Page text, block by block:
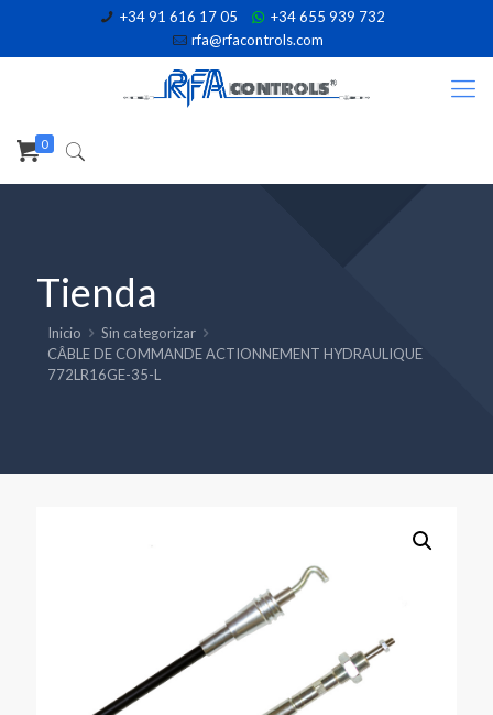
+34 91 616 17 05
+34 655 939 732
rfa@rfacontrols.com
0
Tienda
Inicio
Sin categorizar
CÂBLE DE COMMANDE ACTIONNEMENT HYDRAULIQUE
772LR16GE-35-L